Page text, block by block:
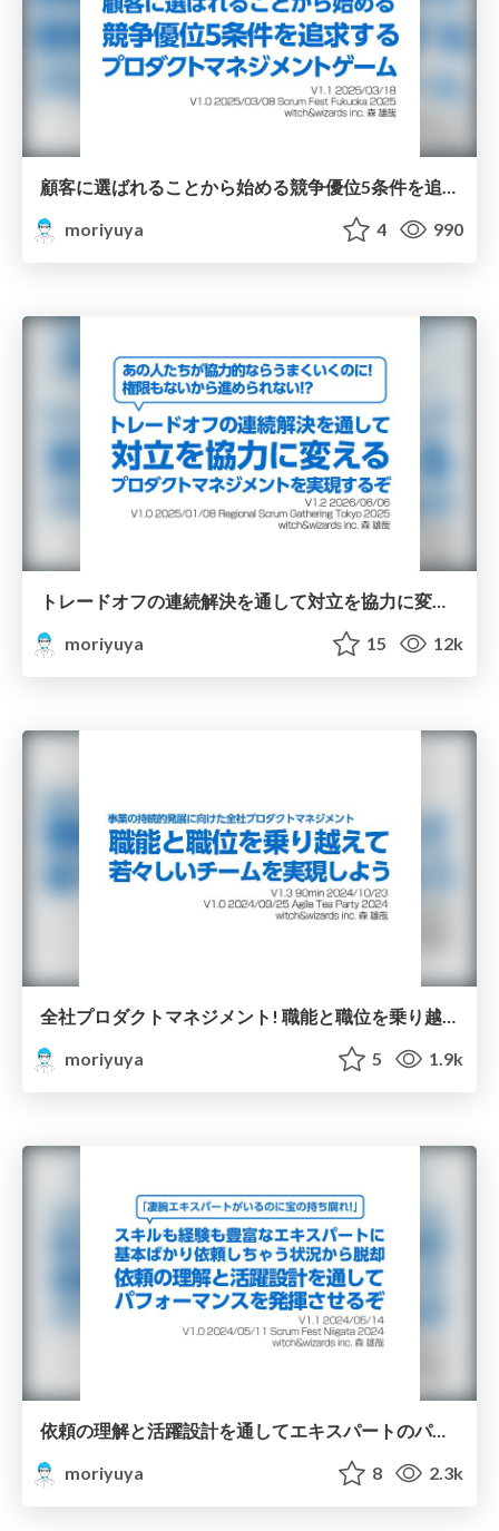
顧客に選ばれることから始める競争優位5条件を追求するプロダクトマネジメントゲーム/Five Criteria of Competitive Advantage SFF2025
moriyuya
4 990
トレードオフの連続解決を通して対立を協力に変えるプロダクトマネジメントを実現するぞ/continuous management of Trade offs rsgt2025
moriyuya
15 12k
全社プロダクトマネジメント! 職能と職位を乗り越えて若々しいチームを実現しよう/create a agile team beyond roles and ranks
moriyuya
5 1.9k
依頼の理解と活躍設計を通してエキスパートのパフォーマンスを発揮させるぞ/Expert Collaboration and Impact sfn2024
moriyuya
8 2.3k